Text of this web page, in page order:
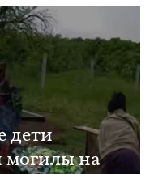
дети
могилы на